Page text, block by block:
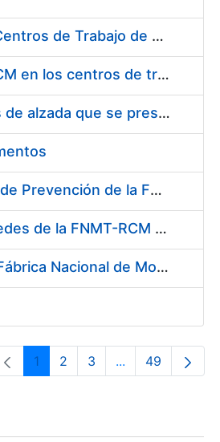
Suministro de Protectores Auditivos a medida para las personas trabajadoras de los Centros de Trabajo de Madrid y Burgos
Suministro de gafas graduadas antiproyecciones para los trabajadores de la FNMT-RCM en los centros de trabajo de Madrid y Burgos
Servicios de una empresa externa para el asesoramiento y resolución de los recursos de alzada que se presentan relacionados con procesos de selección para la FNMT-RCM
Servicio de Calibración y Verificación Externa de los Equipos de Medición del Servicio de Prevención de la FNMT-RCM
Conexión mediante Fibra Óptica de los Centros de Proceso de Datos (CPDs) de las sedes de la FNMT-RCM de Burgos y Madrid
Contratación de acuerdo marco para el Suministro de Material de Electricidad para la Fábrica Nacional de Moneda y Timbre-Real Casa de la Moneda en su centro de trabajo de Burgos
Página
1 Página
2 Página
3 ...PáginasPágina
49